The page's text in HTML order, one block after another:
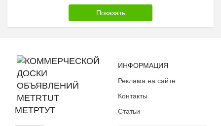
МЕТРТУТ
ИНФОРМАЦИЯ
Реклама на сайте
Контакты
Статьи